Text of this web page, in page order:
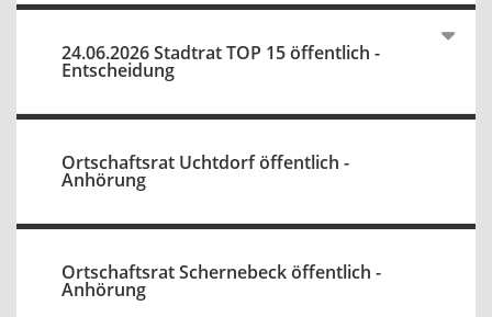
24.06.2026 Stadtrat TOP 15 öffentlich -
Entscheidung
Ortschaftsrat Uchtdorf öffentlich -
Anhörung
Ortschaftsrat Schernebeck öffentlich -
Anhörung